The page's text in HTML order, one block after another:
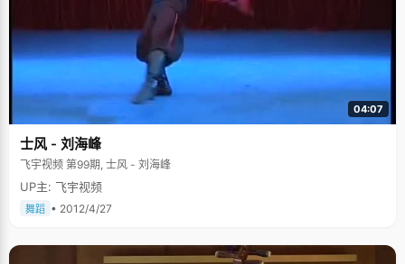
04:07
士风 - 刘海峰
飞宇视频 第99期, 士风 - 刘海峰
UP主: 飞宇视频
舞蹈 • 2012/4/27